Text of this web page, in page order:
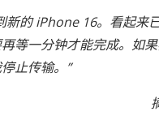
新的 iPhone 16。看起来
等一分钟才能完成。如
止传输。”